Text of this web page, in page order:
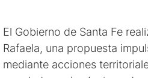
El Gobierno de Santa Fe
Rafaela, una propuesta
mediante acciones